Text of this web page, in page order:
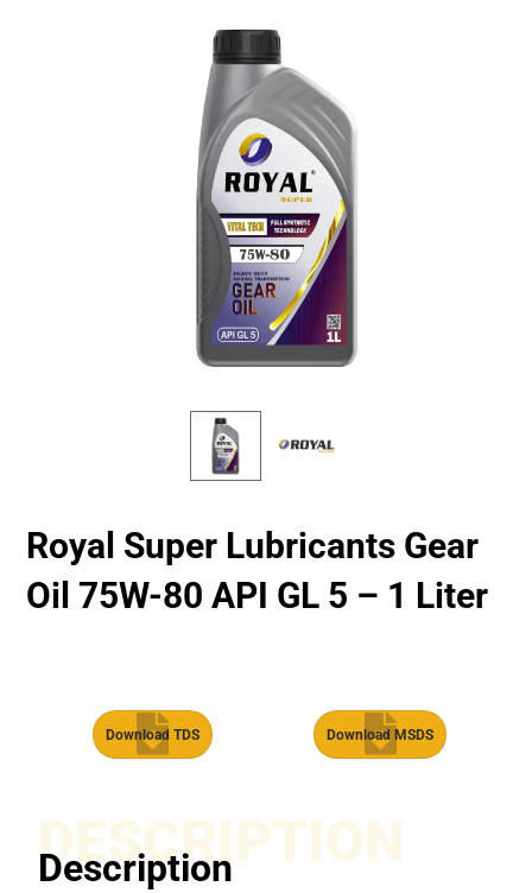
Royal Super Lubricants Gear
Oil 75W-80 API GL 5 – 1 Liter
Download TDS Download MSDS
DESCRIPTION
Description